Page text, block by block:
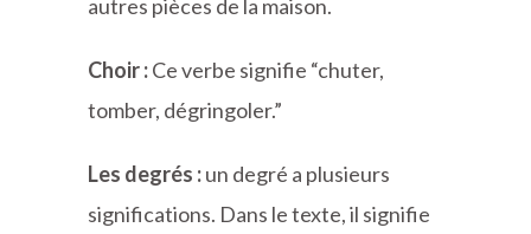
autres pièces de la maison.
Choir :Ce verbe signifie “chuter,
tomber, dégringoler.”
Les degrés :un degré a plusieurs
significations. Dans le texte, il signifie